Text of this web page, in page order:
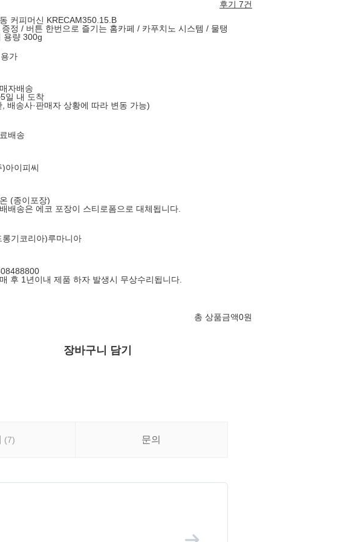
후기 7건
커피머신 KRECAM350.15.B
정 / 버튼 한번으로 즐기는 홈카페 / 카푸치노 시스템 / 물탱
용량 300g
가
자배송
일 내 도착
, 배송사·판매자 상황에 따라 변동 가능)
배송
)아이피씨
(종이포장)
배송은 에코 포장이 스티로폼으로 대체됩니다.
롱기코리아)루마니아
후 1년이내 제품 하자 발생시 무상수리됩니다.
총 상품금액0원
장바구니 담기
(7) 문의